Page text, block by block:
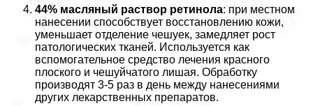
44% масляный раствор ретинола: при местном
нанесении способствует восстановлению кожи,
уменьшает отделение чешуек, замедляет рост
патологических тканей. Используется как
вспомогательное средство лечения красного
плоского и чешуйчатого лишая. Обработку
производят 3-5 раз в день между нанесениями
других лекарственных препаратов.